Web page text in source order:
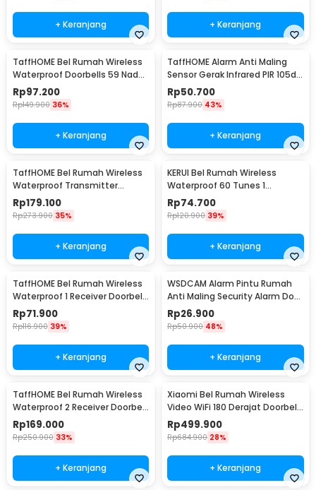
+ Keranjang + Keranjang
TaffHOME Bel Rumah Wireless
Waterproof Doorbells 59 Nada 1
PCS Receiver - A101/A101-2
Rp97.200
Rp149.900 36%
+ Keranjang
TaffHOME Alarm Anti Maling
Sensor Gerak Infrared PIR 105dB
2 Remot - YL105
Rp50.700
Rp87.900 43%
+ Keranjang
TaffHOME Bel Rumah Wireless
Waterproof Transmitter
Receiver Doorbell - H10
Rp179.100
Rp273.900 35%
+ Keranjang
KERUI Bel Rumah Wireless
Waterproof 60 Tunes 1
Receiver Doorbell - F53
Rp74.700
Rp120.900 39%
+ Keranjang
TaffHOME Bel Rumah Wireless
Waterproof 1 Receiver Doorbell
- A9
Rp71.900
Rp116.900 39%
+ Keranjang
WSDCAM Alarm Pintu Rumah
Anti Maling Security Alarm Door
Stop 120dB - LL-9806
Rp26.900
Rp50.900 48%
+ Keranjang
TaffHOME Bel Rumah Wireless
Waterproof 2 Receiver Doorbell
- Q189-BB
Rp169.000
Rp250.900 33%
+ Keranjang
Xiaomi Bel Rumah Wireless
Video WiFi 180 Derajat Doorbell
- MJML05-FJ
Rp499.900
Rp684.900 28%
+ Keranjang